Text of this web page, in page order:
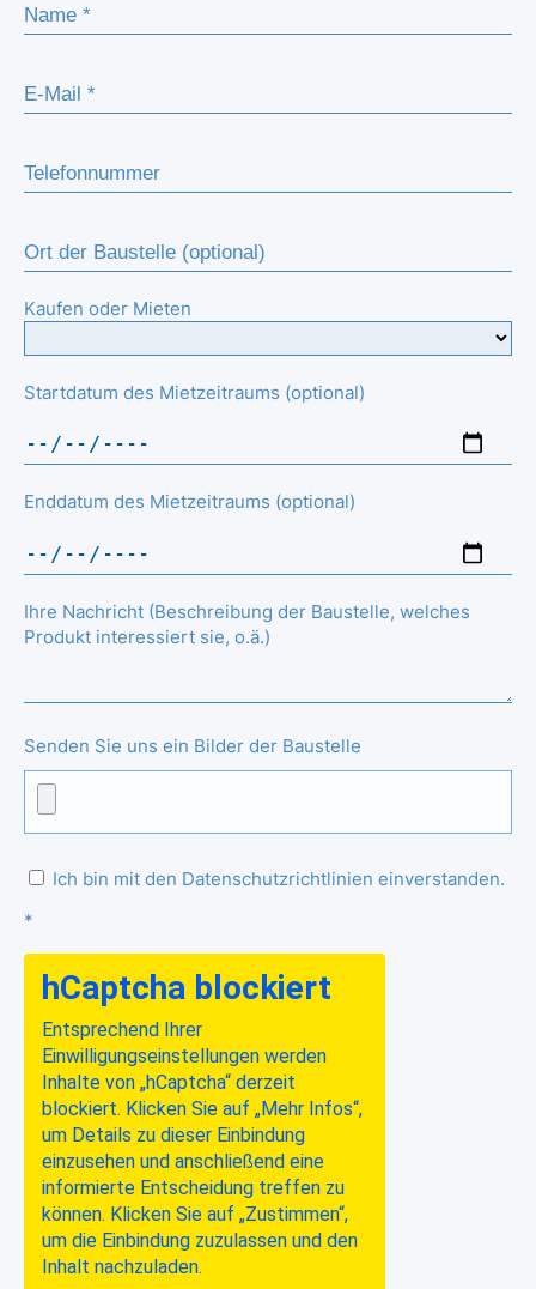
Kaufen oder Mieten
Startdatum des Mietzeitraums (optional)
Enddatum des Mietzeitraums (optional)
Ihre Nachricht (Beschreibung der Baustelle, welches
Produkt interessiert sie, o.ä.)
Senden Sie uns ein Bilder der Baustelle
Ich bin mit den Datenschutzrichtlinien einverstanden.
*